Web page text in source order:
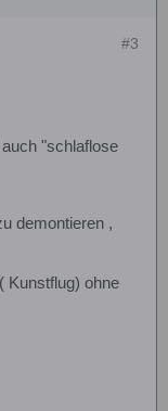
#3
"schlaflose
demontieren ,
Kunstflug) ohne